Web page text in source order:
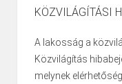
KÖZVILÁGÍTÁSI
A lakosság a
Közvilágítás
melynek